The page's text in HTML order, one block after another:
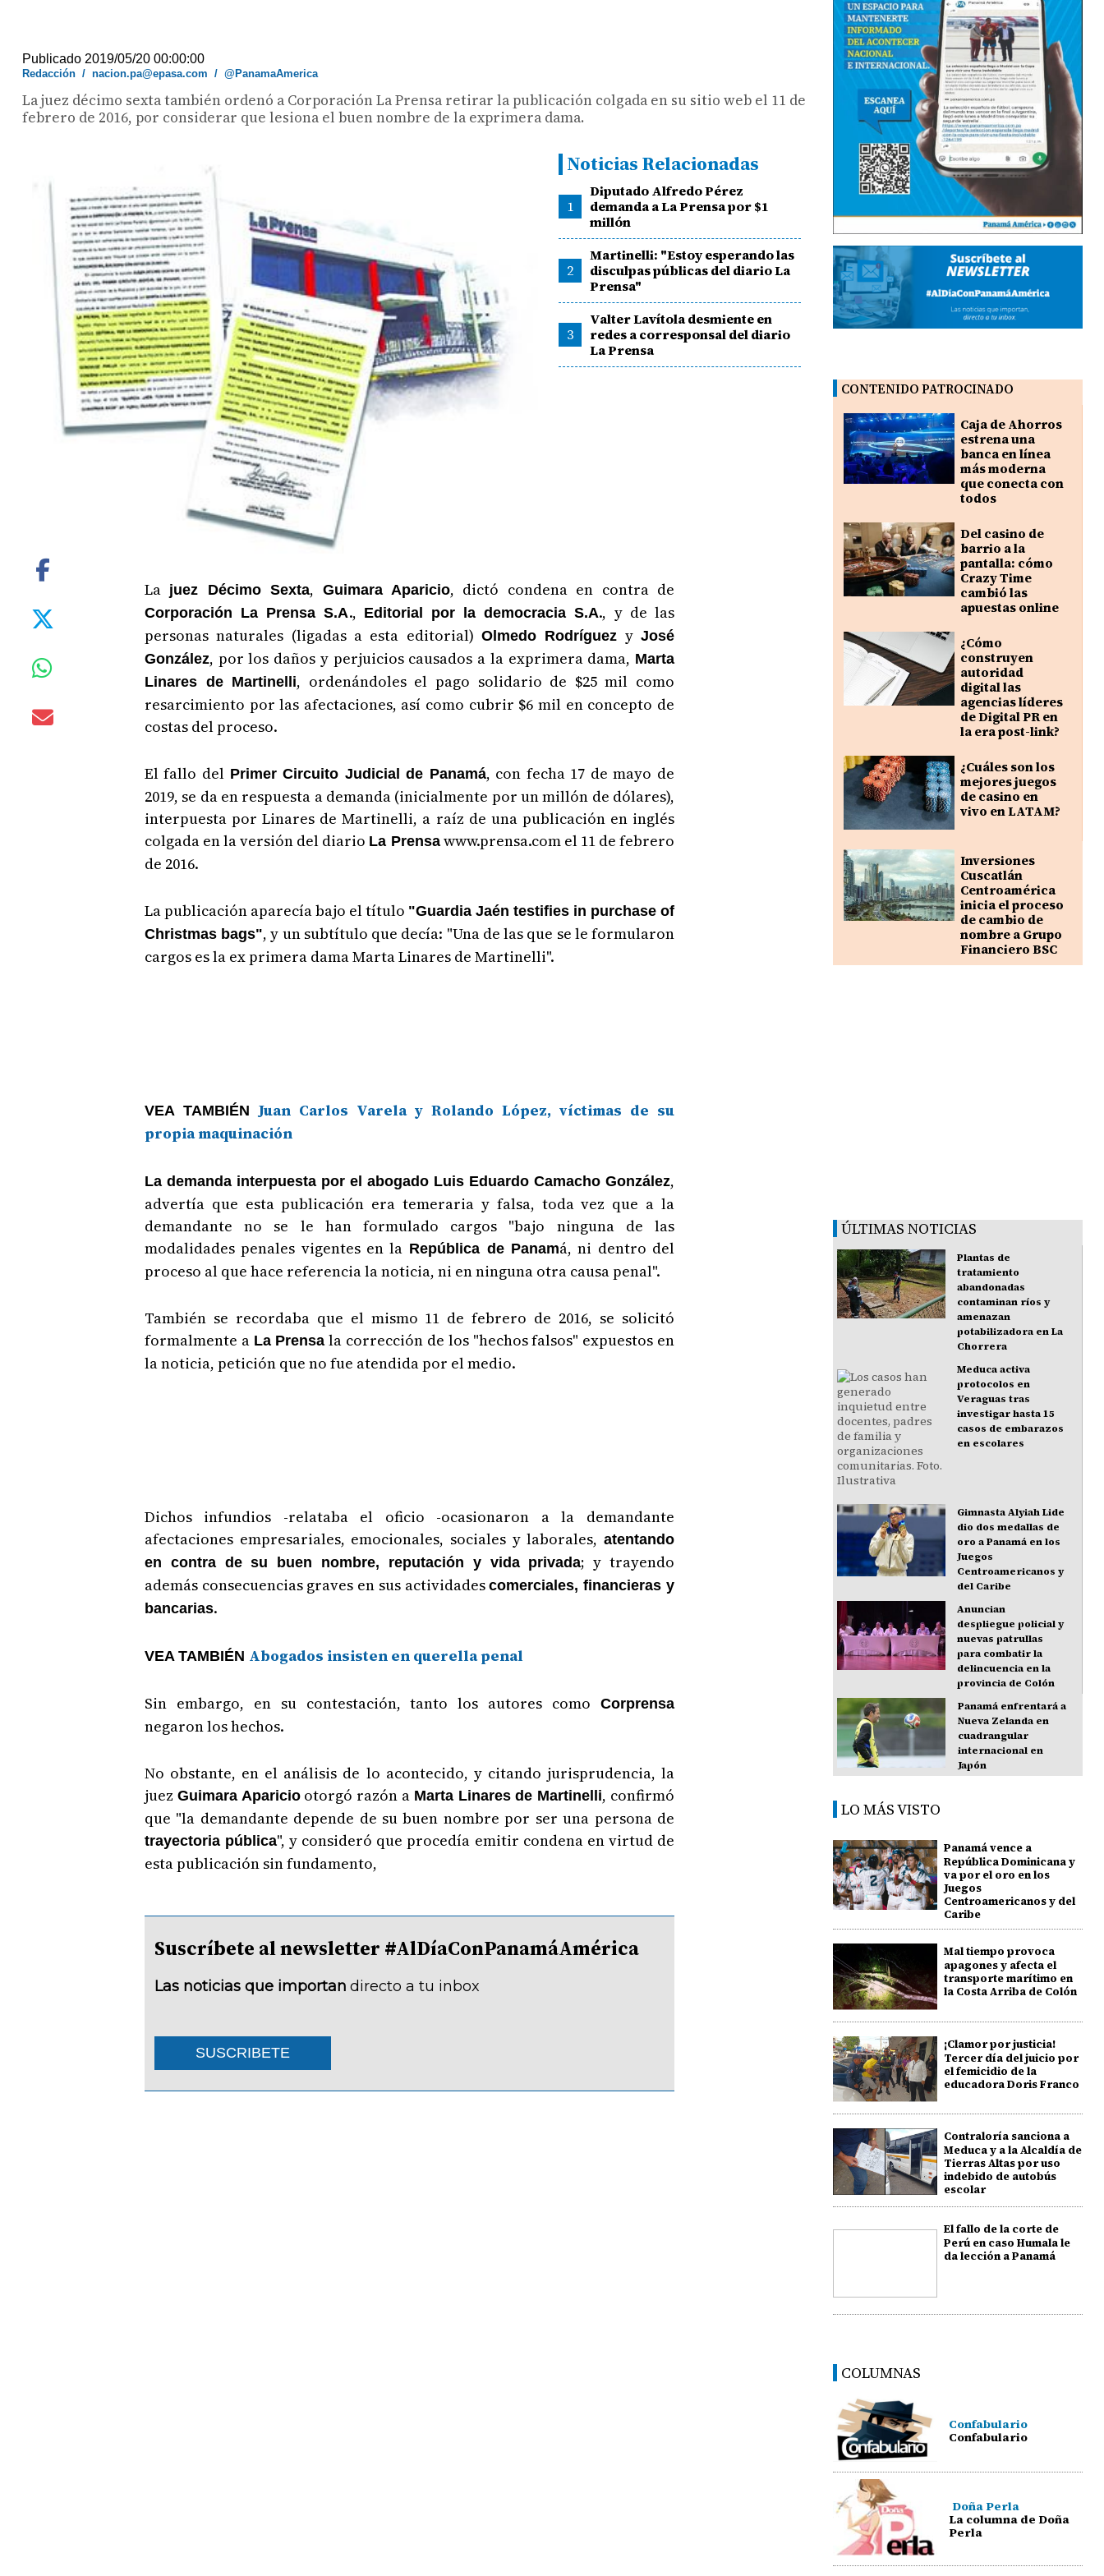
Publicado 2019/05/20 00:00:00
Redacción /nacion.pa@epasa.com /@PanamaAmerica
La juez décimo sexta también ordenó a Corporación La Prensa retirar la publicación colgada en su sitio web el 11 de
febrero de 2016, por considerar que lesiona el buen nombre de la exprimera dama.
Noticias Relacionadas
1
Diputado Alfredo Pérez
demanda a La Prensa por $1
millón
2
Martinelli: "Estoy esperando las
disculpas públicas del diario La
Prensa"
3
Valter Lavítola desmiente en
redes a corresponsal del diario
La Prensa
La juez Décimo Sexta, Guimara Aparicio, dictó condena en contra de
Corporación La Prensa S.A., Editorial por la democracia S.A., y de las
personas naturales (ligadas a esta editorial) Olmedo Rodríguez yJosé
González, por los daños y perjuicios causados a la exprimera dama, Marta
Linares de Martinelli, ordenándoles el pago solidario de $25 mil como
resarcimiento por las afectaciones, así como cubrir $6 mil en concepto de
costas del proceso.
El fallo del Primer Circuito Judicial de Panamá, con fecha 17 de mayo de
2019, se da en respuesta a demanda (inicialmente por un millón de dólares),
interpuesta por Linares de Martinelli, a raíz de una publicación en inglés
colgada en la versión del diario La Prensawww.prensa.com el 11 de febrero
de 2016.
La publicación aparecía bajo el título "Guardia Jaén testifies in purchase of
Christmas bags", y un subtítulo que decía: "Una de las que se le formularon
cargos es la ex primera dama Marta Linares de Martinelli".
VEA TAMBIÉN Juan Carlos Varela y Rolando López, víctimas de su
propia maquinación
La demanda interpuesta por el abogado Luis Eduardo Camacho González,
advertía que esta publicación era temeraria y falsa, toda vez que a la
demandante no se le han formulado cargos "bajo ninguna de las
modalidades penales vigentes en la República de Panamá, ni dentro del
proceso al que hace referencia la noticia, ni en ninguna otra causa penal".
También se recordaba que el mismo 11 de febrero de 2016, se solicitó
formalmente a La Prensa la corrección de los "hechos falsos" expuestos en
la noticia, petición que no fue atendida por el medio.
Dichos infundios -relataba el oficio -ocasionaron a la demandante
afectaciones empresariales, emocionales, sociales y laborales, atentando
en contra de su buen nombre, reputación y vida privada; y trayendo
además consecuencias graves en sus actividadescomerciales, financieras y
bancarias.
VEA TAMBIÉN Abogados insisten en querella penal
Sin embargo, en su contestación, tanto los autores como Corprensa
negaron los hechos.
No obstante, en el análisis de lo acontecido, y citando jurisprudencia, la
juez Guimara Apariciootorgó razón a Marta Linares de Martinelli, confirmó
que "la demandante depende de su buen nombre por ser una persona de
trayectoria pública", y consideró que procedía emitir condena en virtud de
esta publicación sin fundamento,
Suscríbete al newsletter #AlDíaConPanamáAmérica
Las noticias que importan directo a tu inbox
SUSCRIBETE
CONTENIDO PATROCINADO
Caja de Ahorros
estrena una
banca en línea
más moderna
que conecta con
todos
Del casino de
barrio a la
pantalla: cómo
Crazy Time
cambió las
apuestas online
¿Cómo
construyen
autoridad
digital las
agencias líderes
de Digital PR en
la era post-link?
¿Cuáles son los
mejores juegos
de casino en
vivo en LATAM?
Inversiones
Cuscatlán
Centroamérica
inicia el proceso
de cambio de
nombre a Grupo
Financiero BSC
ÚLTIMAS NOTICIAS
Plantas de
tratamiento
abandonadas
contaminan ríos y
amenazan
potabilizadora en La
Chorrera
Meduca activa
protocolos en
Veraguas tras
investigar hasta 15
casos de embarazos
en escolares
Gimnasta Alyiah Lide
dio dos medallas de
oro a Panamá en los
Juegos
Centroamericanos y
del Caribe
Anuncian
despliegue policial y
nuevas patrullas
para combatir la
delincuencia en la
provincia de Colón
Panamá enfrentará a
Nueva Zelanda en
cuadrangular
internacional en
Japón
LO MÁS VISTO
Panamá vence a
República Dominicana y
va por el oro en los
Juegos
Centroamericanos y del
Caribe
Mal tiempo provoca
apagones y afecta el
transporte marítimo en
la Costa Arriba de Colón
¡Clamor por justicia!
Tercer día del juicio por
el femicidio de la
educadora Doris Franco
Contraloría sanciona a
Meduca y a la Alcaldía de
Tierras Altas por uso
indebido de autobús
escolar
El fallo de la corte de
Perú en caso Humala le
da lección a Panamá
COLUMNAS
Confabulario
Confabulario
Doña Perla
La columna de Doña
Perla